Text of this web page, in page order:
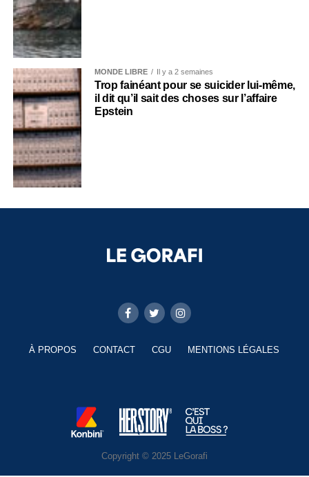
MONDE LIBRE Il y a 2 semaines
Trop fainéant pour se suicider lui-même,
il dit qu’il sait des choses sur l’affaire
Epstein
À PROPOS CONTACT CGU MENTIONS LÉGALES
Copyright © 2025 LeGorafi